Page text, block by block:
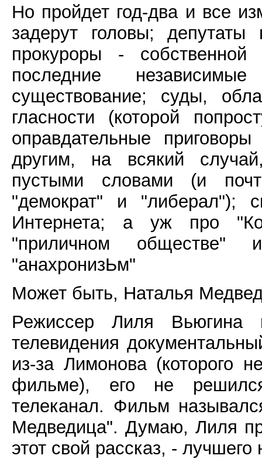
Но пройдет год-два и все
задерут головы; депутаты
прокуроры -
последние
существование; суды,
гласности (которой
оправдательные
другим, на всякий
пустыми словами (и
"демократ" и "либерал");
Интернета; а уж про
"приличном обществе"
"анахронизЬм"
Может быть, Наталья
Режиссер Лиля Вьюгина
телевидения
из-за Лимонова (которого
фильме), его не
телеканал. Фильм
Медведица". Думаю, Лиля
этот свой рассказ, -